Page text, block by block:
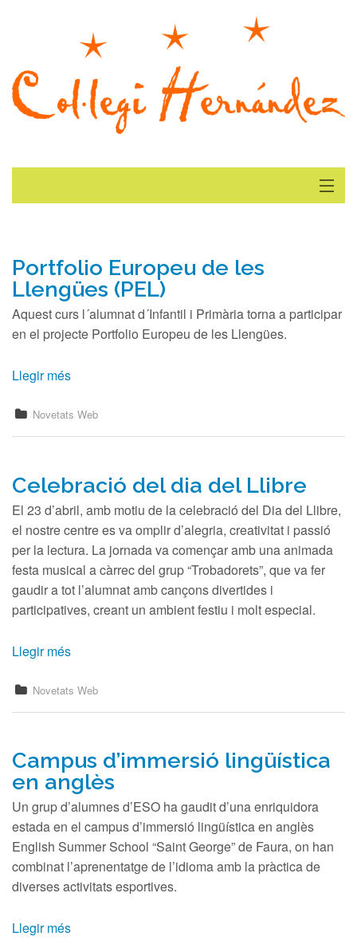
Actualitat
Galeria
On Estem
Contacte
SEPIE
ERASMUS +
Portfolio
Projectes
Normatives
Portfolio Europeu de les
Llengües (PEL)
Aquest curs l´alumnat d´Infantil i Primària torna a participar
en el projecte Portfolio Europeu de les Llengües.
Llegir més
Novetats Web
Celebració del dia del Llibre
El 23 d’abril, amb motiu de la celebració del Dia del Llibre,
el nostre centre es va omplir d’alegria, creativitat i passió
per la lectura. La jornada va començar amb una animada
festa musical a càrrec del grup “Trobadorets”, que va fer
gaudir a tot l’alumnat amb cançons divertides i
participatives, creant un ambient festiu i molt especial.
Llegir més
Novetats Web
Campus d’immersió lingüística
en anglès
Un grup d’alumnes d’ESO ha gaudit d’una enriquidora
estada en el campus d’immersió lingüística en anglès
English Summer School “Saint George” de Faura, on han
combinat l’aprenentatge de l’idioma amb la pràctica de
diverses activitats esportives.
Llegir més